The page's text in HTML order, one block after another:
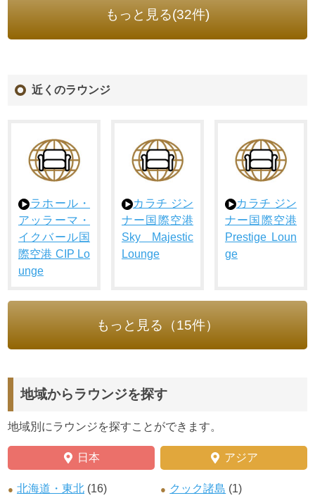
もっと見る(32件)
近くのラウンジ
ラホール・
アッラーマ・
イクバール国
際空港 CIP Lo
unge
カラチ ジン
ナー国際空港
Sky Majestic
Lounge
カラチ ジン
ナー国際空港
Prestige Loun
ge
もっと見る（15件）
地域からラウンジを探す
地域別にラウンジを探すことができます。
日本
北海道・東北 (16)
アジア
クック諸島 (1)